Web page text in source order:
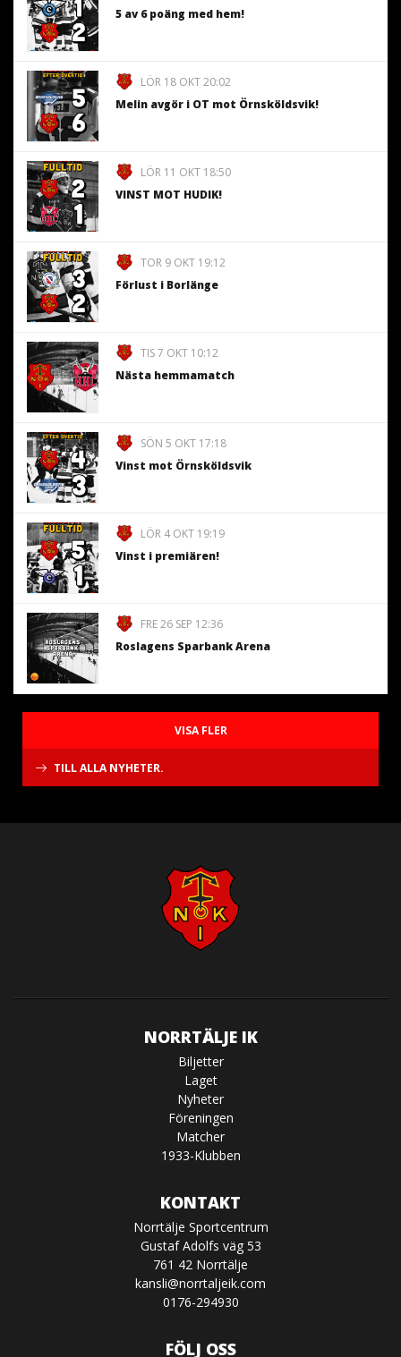
5 av 6 poäng med hem!
LÖR 18 OKT 20:02
Melin avgör i OT mot Örnsköldsvik!
LÖR 11 OKT 18:50
VINST MOT HUDIK!
TOR 9 OKT 19:12
Förlust i Borlänge
TIS 7 OKT 10:12
Nästa hemmamatch
SÖN 5 OKT 17:18
Vinst mot Örnsköldsvik
LÖR 4 OKT 19:19
Vinst i premiären!
FRE 26 SEP 12:36
Roslagens Sparbank Arena
VISA FLER
TILL ALLA NYHETER.
NORRTÄLJE IK
Biljetter
Laget
Nyheter
Föreningen
Matcher
1933-Klubben
KONTAKT
Norrtälje Sportcentrum
Gustaf Adolfs väg 53
761 42 Norrtälje
kansli@norrtaljeik.com
0176-294930
FÖLJ OSS